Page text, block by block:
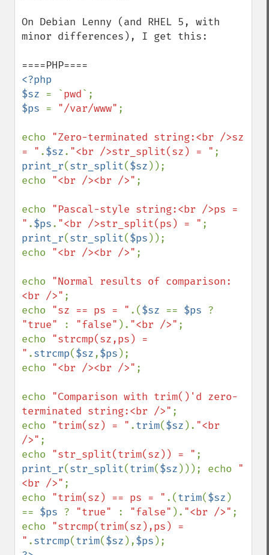
On Debian Lenny (and RHEL 5, with
minor differences), I get this:
<?php
$sz = `pwd
$ps = "/var/www" ;
echo "Zero-terminated string:<br />sz
= " .$sz. "<br />str_split(sz) = "
print_r(str_split($sz ));
echo "<br /><br />" ;
echo "Pascal-style string:<br />ps =
" .$ps. "<br />str_split(ps) = "
print_r(str_split($ps ));
echo "<br /><br />" ;
echo "Normal results of comparison:
<br />" ;
echo "sz == ps = " .($sz == $ps
"true"
: "false" ). "<br />" ;
echo "strcmp(sz,ps) =
" .strcmp($sz,$ps );
echo "<br /><br />" ;
echo "Comparison with trim()'d zero-
terminated string:<br />" ;
echo "trim(sz) = " .trim($sz ). "<br
/>" ;
echo "str_split(trim(sz)) = "
print_r(str_split(trim($sz ))); echo "
<br />" ;
echo "trim(sz) == ps = " .(trim($sz )
== $ps ? "true" : "false" ). "<br />" ;
echo "strcmp(trim(sz),ps) =
" .strcmp(trim($sz ),$ps